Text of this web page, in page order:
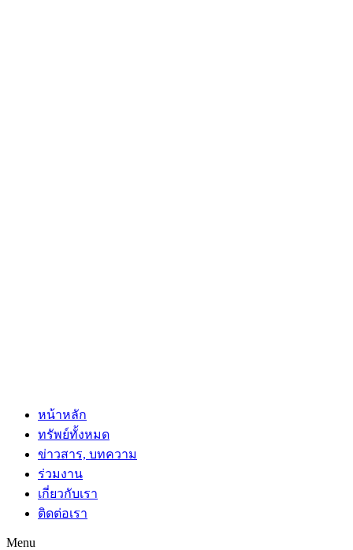
หน้าหลัก
ทรัพย์ทั้งหมด
ข่าวสาร, บทความ
ร่วมงาน
เกี่ยวกับเรา
ติดต่อเรา
Menu